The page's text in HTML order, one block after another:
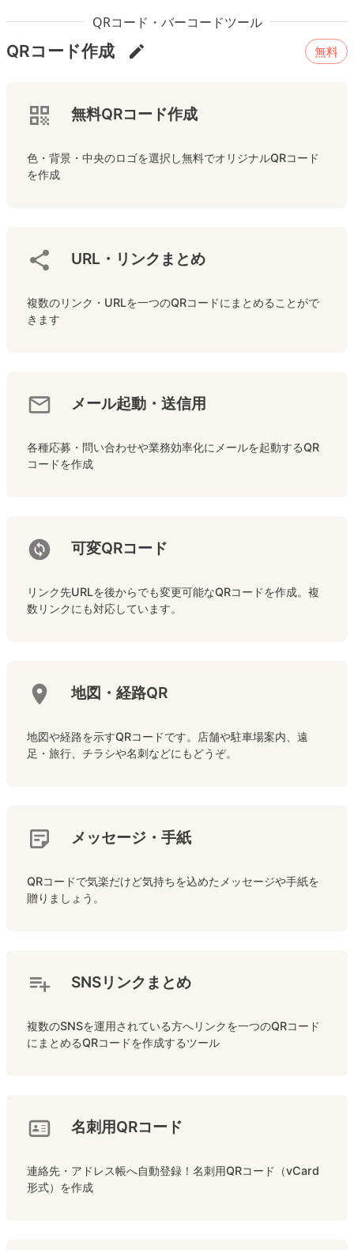
QRコード・バーコードツール
QRコード作成 無料
無料QRコード作成
色・背景・中央のロゴを選択し無料でオリジナルQRコード
を作成
URL・リンクまとめ
複数のリンク・URLを一つのQRコードにまとめることがで
きます
メール起動・送信用
各種応募・問い合わせや業務効率化にメールを起動するQR
コードを作成
可変QRコード
リンク先URLを後からでも変更可能なQRコードを作成。複
数リンクにも対応しています。
地図・経路QR
地図や経路を示すQRコードです。店舗や駐車場案内、遠
足・旅行、チラシや名刺などにもどうぞ。
メッセージ・手紙
QRコードで気楽だけど気持ちを込めたメッセージや手紙を
贈りましょう。
SNSリンクまとめ
複数のSNSを運用されている方へリンクを一つのQRコード
にまとめるQRコードを作成するツール
名刺用QRコード
連絡先・アドレス帳へ自動登録！名刺用QRコード（vCard
形式）を作成